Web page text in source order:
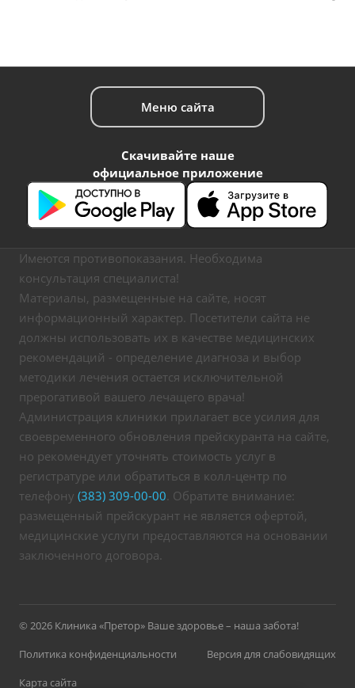
Меню сайта
Скачивайте наше
официальное приложение
Имеются противопоказания. Необходима
консультация специалиста!
Материалы, размещенные на сайте, носят
информационный характер. Посетители сайта не
должны использовать их в качестве медицинских
рекомендаций - определение диагноза и выбор
методики лечения остается исключительной
прерогативой вашего лечащего врача!
Администрация клиники прилагает все усилия для
своевременного обновления прейскуранта на сайте,
но рекомендует уточнять стоимость услуг в
регистратуре или обратиться в колл-центр по
телефону (383) 309-00-00. Обратите внимание:
размещенный прейскурант не является офертой,
медицинские услуги предоставляются на основании
заключенного договора.
© 2026 Клиника «Претор» Ваше здоровье – наша забота!
Политика конфиденциальности
Версия для слабовидящих
Карта сайта